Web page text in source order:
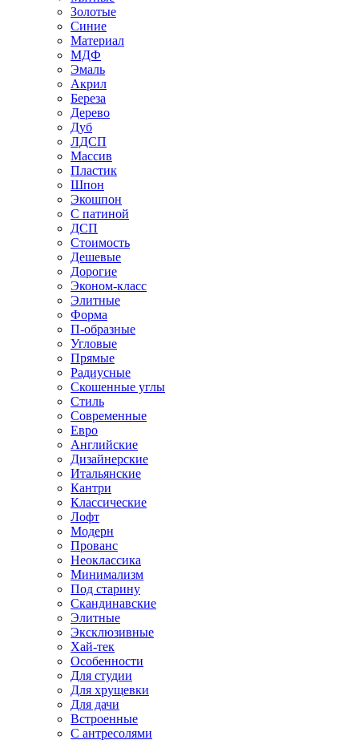
Золотые
Синие
Материал
МДФ
Эмаль
Акрил
Береза
Дерево
Дуб
ЛДСП
Массив
Пластик
Шпон
Экошпон
С патиной
ДСП
Стоимость
Дешевые
Дорогие
Эконом-класс
Элитные
Форма
П-образные
Угловые
Прямые
Радиусные
Скошенные углы
Стиль
Современные
Евро
Английские
Дизайнерские
Итальянские
Кантри
Классические
Лофт
Модерн
Прованс
Неоклассика
Минимализм
Под старину
Скандинавские
Элитные
Эксклюзивные
Хай-тек
Особенности
Для студии
Для хрущевки
Для дачи
Встроенные
С антресолями